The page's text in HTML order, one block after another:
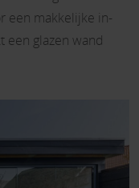
een makkelijke in-
een glazen wand